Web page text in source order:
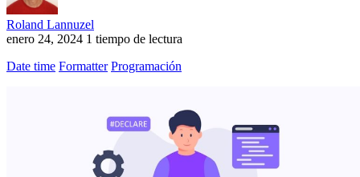
Roland Lannuzel
enero 24, 2024 1 tiempo de lectura
Date time Formatter Programación